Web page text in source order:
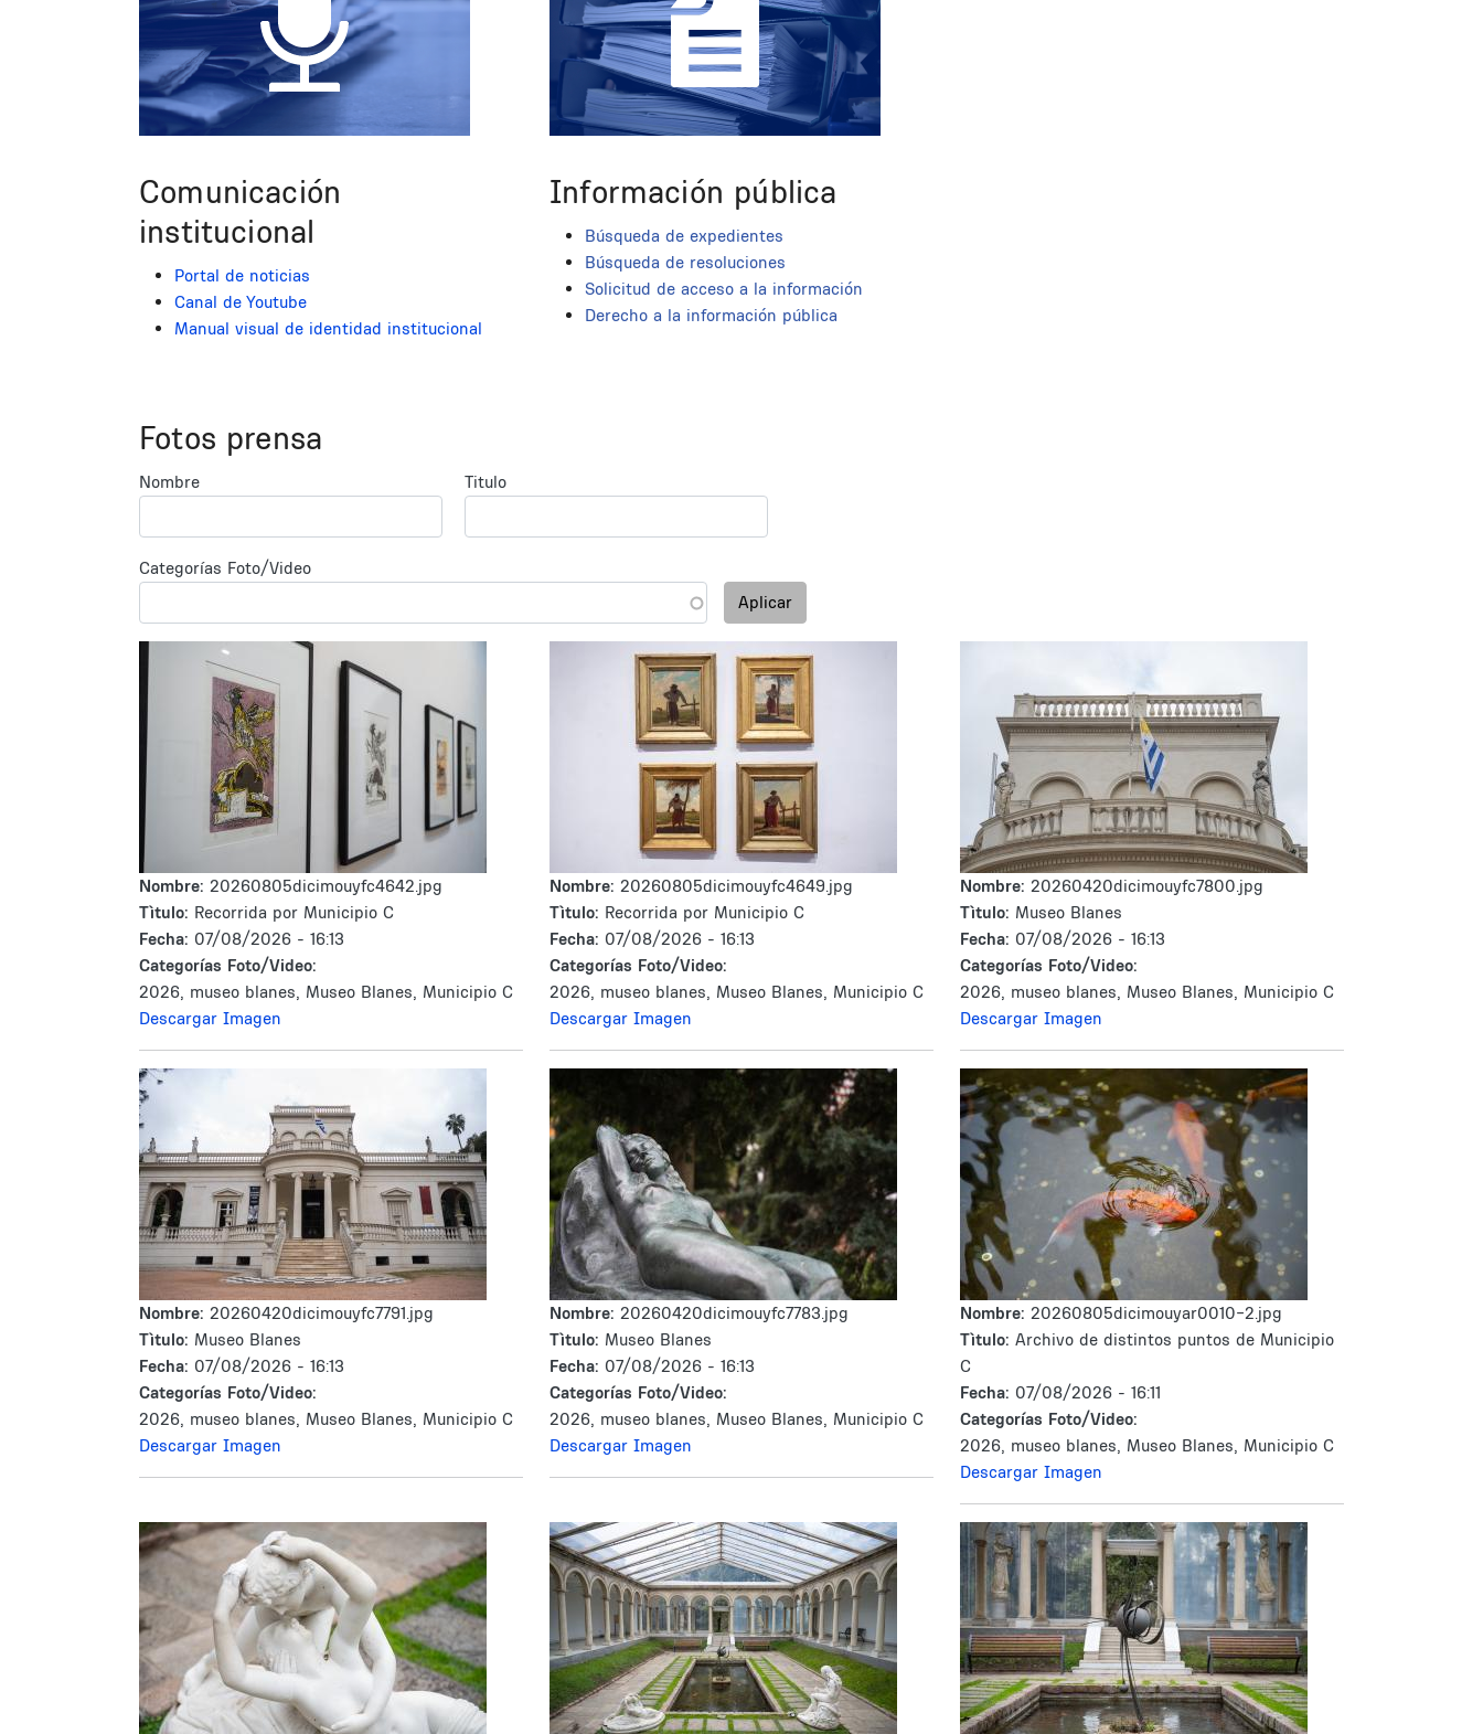
Comunicación
institucional
Portal de noticias
Canal de Youtube
Manual visual de identidad institucional
Información pública
Búsqueda de expedientes
Búsqueda de resoluciones
Solicitud de acceso a la información
Derecho a la información pública
Fotos prensa
Nombre Titulo
Categorías Foto/Video
Aplicar
Nombre: 20260805dicimouyfc4642.jpg
Tìtulo: Recorrida por Municipio C
Fecha: 07/08/2026 - 16:13
Categorías Foto/Video:
2026, museo blanes, Museo Blanes, Municipio C
Descargar Imagen
Nombre: 20260805dicimouyfc4649.jpg
Tìtulo: Recorrida por Municipio C
Fecha: 07/08/2026 - 16:13
Categorías Foto/Video:
2026, museo blanes, Museo Blanes, Municipio C
Descargar Imagen
Nombre: 20260420dicimouyfc7800.jpg
Tìtulo: Museo Blanes
Fecha: 07/08/2026 - 16:13
Categorías Foto/Video:
2026, museo blanes, Museo Blanes, Municipio C
Descargar Imagen
Nombre: 20260420dicimouyfc7791.jpg
Tìtulo: Museo Blanes
Fecha: 07/08/2026 - 16:13
Categorías Foto/Video:
2026, museo blanes, Museo Blanes, Municipio C
Descargar Imagen
Nombre: 20260420dicimouyfc7783.jpg
Tìtulo: Museo Blanes
Fecha: 07/08/2026 - 16:13
Categorías Foto/Video:
2026, museo blanes, Museo Blanes, Municipio C
Descargar Imagen
Nombre: 20260805dicimouyar0010-2.jpg
Tìtulo: Archivo de distintos puntos de Municipio
C
Fecha: 07/08/2026 - 16:11
Categorías Foto/Video:
2026, museo blanes, Museo Blanes, Municipio C
Descargar Imagen